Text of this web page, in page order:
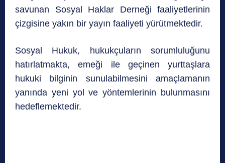
savunan Sosyal Haklar Derneği faaliyetlerinin
çizgisine yakın bir yayın faaliyeti yürütmektedir.
Sosyal Hukuk, hukukçuların sorumluluğunu
hatırlatmakta, emeği ile geçinen yurttaşlara
hukuki bilginin sunulabilmesini amaçlamanın
yanında yeni yol ve yöntemlerinin bulunmasını
hedeflemektedir.